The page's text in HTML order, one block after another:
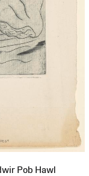
Pob Hawl